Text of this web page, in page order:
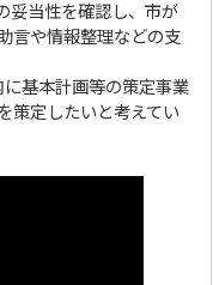
妥当性を確認し、市が
言や情報整理などの支
基本計画等の策定事業
策定したいと考えてい